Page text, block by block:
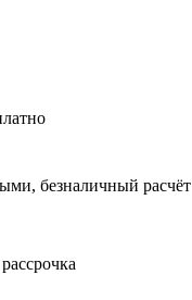
безналичный расчёт